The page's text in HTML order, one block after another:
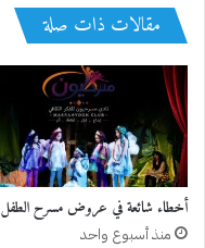
مقالات ذات صلة
أخطاء شائعة في عروض مسرح الطفل
منذ أسبوع واحد